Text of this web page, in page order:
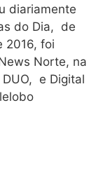
diariamente
do Dia, de
2016, foi
Norte, na
e Digital